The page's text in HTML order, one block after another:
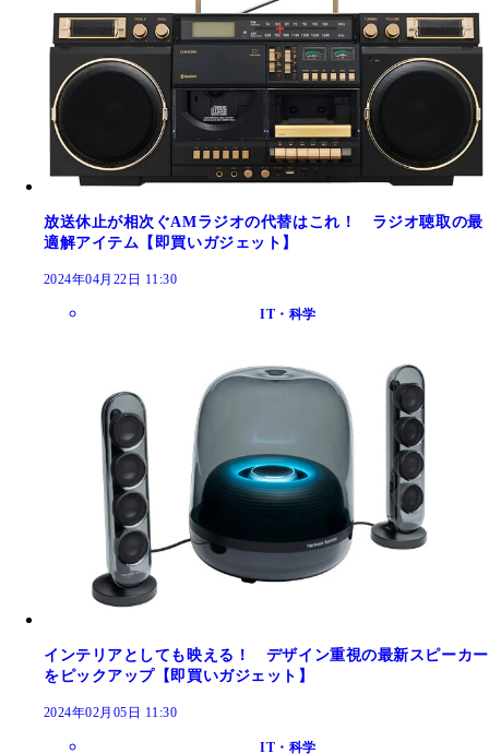
放送休止が相次ぐAMラジオの代替はこれ！ ラジオ聴取の最
適解アイテム【即買いガジェット】
2024年04月22日 11:30
IT・科学
インテリアとしても映える！ デザイン重視の最新スピーカー
をピックアップ【即買いガジェット】
2024年02月05日 11:30
IT・科学